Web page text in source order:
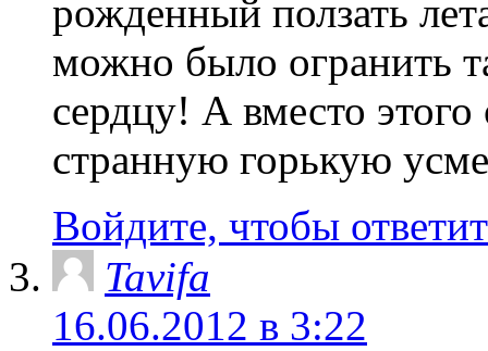
рожденный ползать
можно было огранить
сердцу! А вместо
странную горькую
Войдите, чтобы
Tavifa
16.06.2012 в 3:22